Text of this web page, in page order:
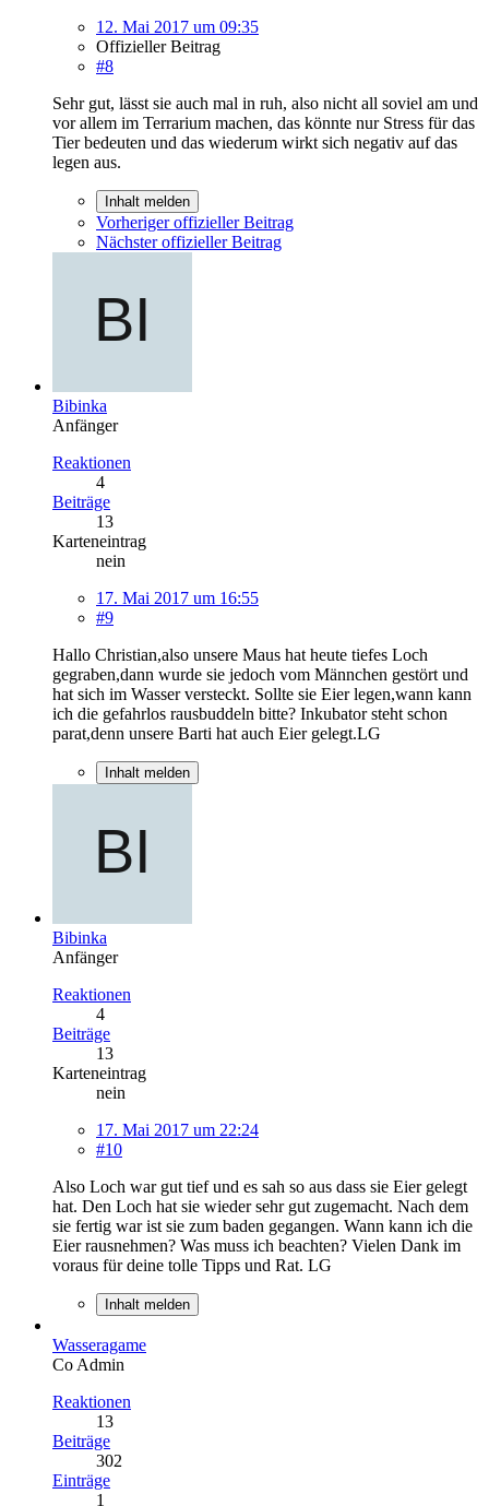
12. Mai 2017 um 09:35
Offizieller Beitrag
#8
Sehr gut, lässt sie auch mal in ruh, also nicht all soviel am und
vor allem im Terrarium machen, das könnte nur Stress für das
Tier bedeuten und das wiederum wirkt sich negativ auf das
legen aus.
Inhalt melden
Vorheriger offizieller Beitrag
Nächster offizieller Beitrag
Bibinka
Anfänger
Reaktionen
4
Beiträge
13
Karteneintrag
nein
17. Mai 2017 um 16:55
#9
Hallo Christian,also unsere Maus hat heute tiefes Loch
gegraben,dann wurde sie jedoch vom Männchen gestört und
hat sich im Wasser versteckt. Sollte sie Eier legen,wann kann
ich die gefahrlos rausbuddeln bitte? Inkubator steht schon
parat,denn unsere Barti hat auch Eier gelegt.LG
Inhalt melden
Bibinka
Anfänger
Reaktionen
4
Beiträge
13
Karteneintrag
nein
17. Mai 2017 um 22:24
#10
Also Loch war gut tief und es sah so aus dass sie Eier gelegt
hat. Den Loch hat sie wieder sehr gut zugemacht. Nach dem
sie fertig war ist sie zum baden gegangen. Wann kann ich die
Eier rausnehmen? Was muss ich beachten? Vielen Dank im
voraus für deine tolle Tipps und Rat. LG
Inhalt melden
Wasseragame
Co Admin
Reaktionen
13
Beiträge
302
Einträge
1